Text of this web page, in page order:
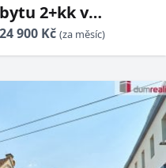
2+kk v
47 m² + lodžie,
24 900 Kč (za měsíc)